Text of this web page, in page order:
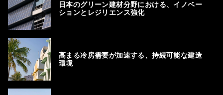
日本のグリーン建材分野における、イノベー
ションとレジリエンス強化
高まる冷房需要が加速する、持続可能な建造
環境